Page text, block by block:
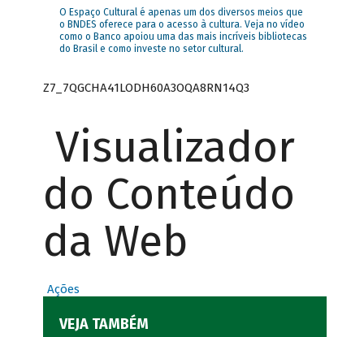
O Espaço Cultural é apenas um dos diversos meios que
o BNDES oferece para o acesso à cultura. Veja no vídeo
como o Banco apoiou uma das mais incríveis bibliotecas
do Brasil e como investe no setor cultural.
Z7_7QGCHA41LODH60A3OQA8RN14Q3
Visualizador
do Conteúdo
da Web
Ações
VEJA TAMBÉM